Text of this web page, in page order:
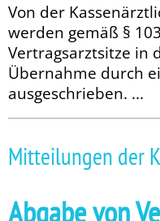
Von der
werden gemäß §
Vertragsarztsitze in
Übernahme durch
ausgeschrieben. ...
Mitteilungen der
Abgabe von